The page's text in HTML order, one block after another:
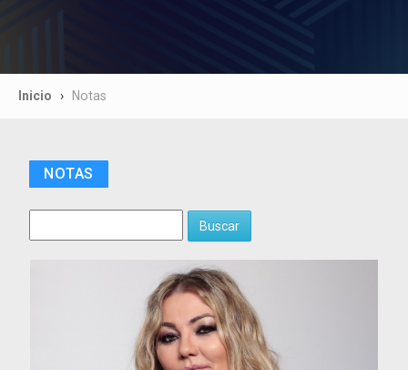
Inicio Notas
NOTAS
Buscar